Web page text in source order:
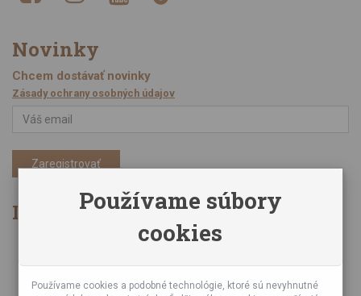
Novinky
Chcem dostávať novinky
Zásady ochrany osobných údajov
Zaregistrovať
Informácie
Obchodné podmienky
Online kurzy bubnovania
Používame súbory
cookies
Používame cookies a podobné technológie, ktoré sú nevyhnutné